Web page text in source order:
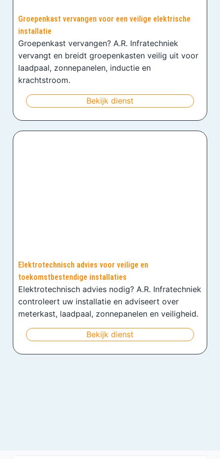
Groepenkast vervangen voor een veilige elektrische
installatie
Groepenkast vervangen? A.R. Infratechniek
vervangt en breidt groepenkasten veilig uit voor
laadpaal, zonnepanelen, inductie en
krachtstroom.
Bekijk dienst
Elektrotechnisch advies voor veilige en
toekomstbestendige installaties
Elektrotechnisch advies nodig? A.R. Infratechniek
controleert uw installatie en adviseert over
meterkast, laadpaal, zonnepanelen en veiligheid.
Bekijk dienst